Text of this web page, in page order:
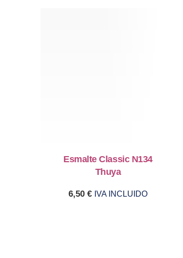
Esmalte Classic N134
Thuya
6,50 € IVA INCLUIDO